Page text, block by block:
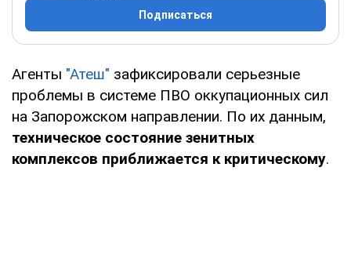
Подписаться
Агенты "Атеш" зафиксировали серьезные
проблемы в системе ПВО оккупационных сил
на Запорожском направлении. По их данным,
техническое состояние зенитных
комплексов приближается к критическому.